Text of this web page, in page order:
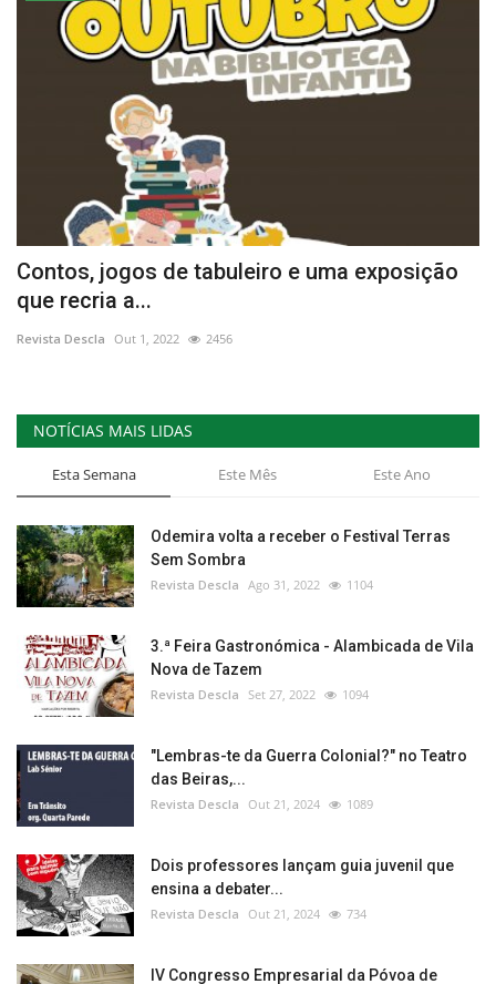
Contos, jogos de tabuleiro e uma exposição
que recria a...
Revista Descla Out 1, 2022 2456
NOTÍCIAS MAIS LIDAS
Esta Semana Este Mês Este Ano
Odemira volta a receber o Festival Terras
Sem Sombra
Revista Descla Ago 31, 2022 1104
3.ª Feira Gastronómica - Alambicada de Vila
Nova de Tazem
Revista Descla Set 27, 2022 1094
"Lembras-te da Guerra Colonial?" no Teatro
das Beiras,...
Revista Descla Out 21, 2024 1089
Dois professores lançam guia juvenil que
ensina a debater...
Revista Descla Out 21, 2024 734
IV Congresso Empresarial da Póvoa de